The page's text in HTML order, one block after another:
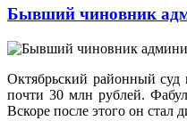
Бывший чиновник
Октябрьский районный
почти 30 млн рублей.
Вскоре после этого он стал